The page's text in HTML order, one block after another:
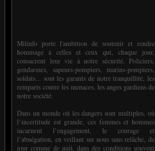
Milinfo porte l'ambition de soutenir et rendre
hommage à celles et ceux qui, chaque jour,
consacrent leur vie à notre sécurité. Policiers,
gendarmes, sapeurs-pompiers, marins-pompiers,
soldats... sont les garants de notre tranquillité, les
remparts contre les menaces, les anges gardiens de
notre société.
Dans un monde où les dangers sont multiples, où
l’incertitude est grande, ces femmes et hommes
incarnent l’engagement, le courage et
l’abnégation, en veillant sur nous sans relâche, de
jour comme de nuit, dans des conditions souvent